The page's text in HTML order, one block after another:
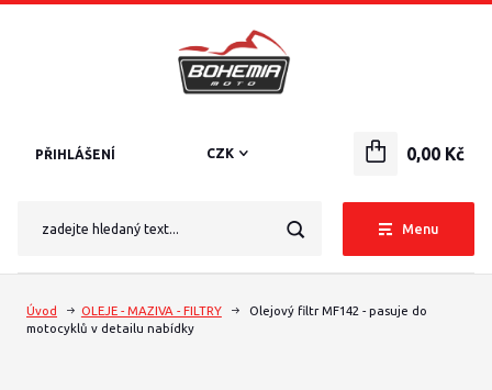
Menu
CZK
PŘIHLÁŠENÍ 0,00 Kč
Úvod OLEJE - MAZIVA - FILTRY
Olejový filtr MF142 - pasuje do
motocyklů v detailu nabídky